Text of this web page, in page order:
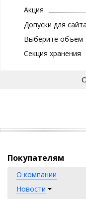
Акция
Допуски для сайта
Выберите объем
Секция хранения
Покупателям
О компании
Новости